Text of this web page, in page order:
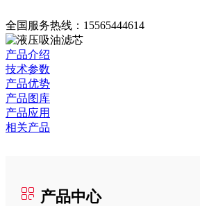
全国服务热线： 15565444614
产品介绍
技术参数
产品优势
产品图库
产品应用
相关产品
产品中心